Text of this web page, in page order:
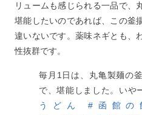
リュームも感じられる一品で、
堪能したいのであれば、この釜
違いないです。薬味ネギとも、
性抜群です。
毎月1日は、丸亀製麺の
で、堪能しました。いや
うどん
#函館の